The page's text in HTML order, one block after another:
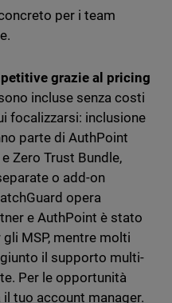
per i team
grazie al pricing
incluse senza costi
focalizzarsi: inclusione
parte di AuthPoint
Zero Trust Bundle,
o add-on
opera
e AuthPoint è stato
MSP, mentre molti
il supporto multi-
Per le opportunità
tuo account manager.